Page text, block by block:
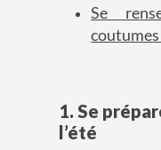
Se
coutumes
1. Se
l’été